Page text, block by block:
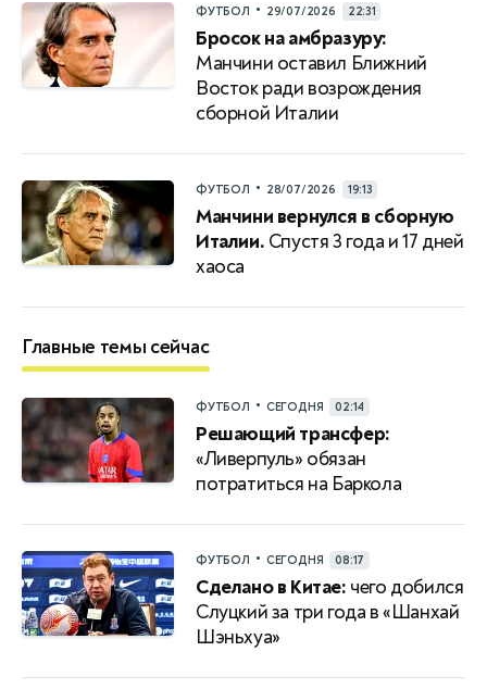
ФУТБОЛ • 29/07/2026 22:31
Бросок на амбразуру:
Манчини оставил Ближний
Восток ради возрождения
сборной Италии
ФУТБОЛ • 28/07/2026 19:13
Манчини вернулся в сборную
Италии. Спустя 3 года и 17 дней
хаоса
Главные темы сейчас
ФУТБОЛ • СЕГОДНЯ 02:14
Решающий трансфер:
«Ливерпуль» обязан
потратиться на Баркола
ФУТБОЛ • СЕГОДНЯ 08:17
Сделано в Китае: чего добился
Слуцкий за три года в «Шанхай
Шэньхуа»